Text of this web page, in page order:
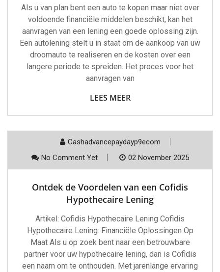
Als u van plan bent een auto te kopen maar niet over
voldoende financiële middelen beschikt, kan het
aanvragen van een lening een goede oplossing zijn.
Een autolening stelt u in staat om de aankoop van uw
droomauto te realiseren en de kosten over een
langere periode te spreiden. Het proces voor het
aanvragen van
LEES MEER
Cashadvancepaydayp9ecom
No Comment Yet
02 November 2025
Ontdek de Voordelen van een Cofidis
Hypothecaire Lening
Artikel: Cofidis Hypothecaire Lening Cofidis
Hypothecaire Lening: Financiële Oplossingen Op
Maat Als u op zoek bent naar een betrouwbare
partner voor uw hypothecaire lening, dan is Cofidis
een naam om te onthouden. Met jarenlange ervaring